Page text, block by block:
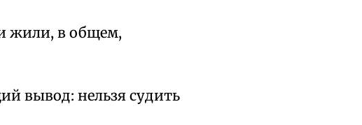
жили, в общем,
вывод: нельзя судить